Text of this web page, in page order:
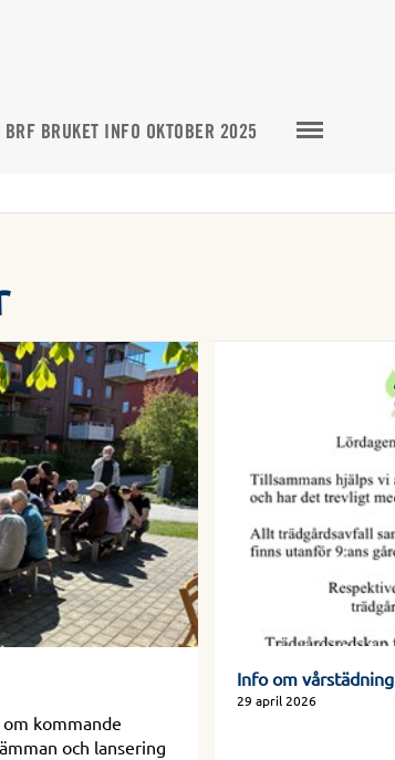
BRF BRUKET INFO OKTOBER 2025
kommande
och lansering
Info om
29 april 2026